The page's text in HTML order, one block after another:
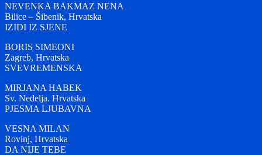
NEVENKA BAKMAZ NENA
Bilice – Šibenik, Hrvatska
IZIDI IZ SJENE
BORIS SIMEONI
Zagreb, Hrvatska
SVEVREMENSKA
MIRJANA HABEK
Sv. Nedelja. Hrvatska
PJESMA LJUBAVNA
VESNA MILAN
Rovinj, Hrvatska
DA NIJE TEBE